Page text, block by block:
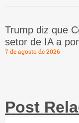
Trump diz que
setor de IA a
7 de agosto de 2026
Post